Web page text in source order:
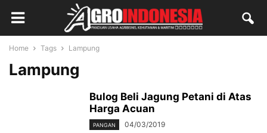
Home Tags Lampung
Lampung
Bulog Beli Jagung Petani di Atas
Harga Acuan
PANGAN 04/03/2019